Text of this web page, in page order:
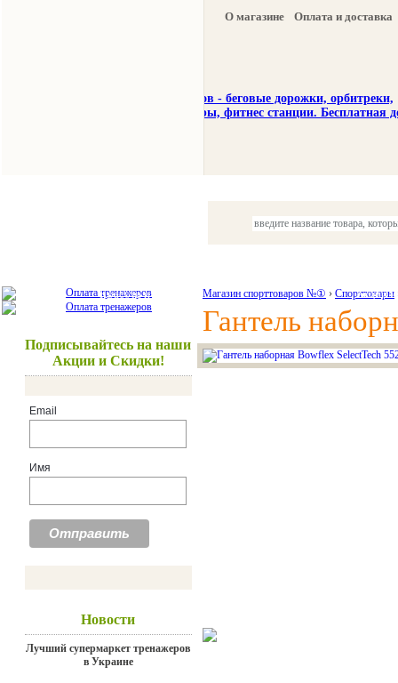
О магазине Оплата и доставка
Красота и здоровье Акции и
Подписывайтесь на наши
Акции и Скидки!
Email
Имя
Новости
Лучший супермаркет тренажеров
в Украине
Магазин спорттоваров №① › Спорттовары
Гантель